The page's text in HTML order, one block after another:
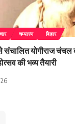
चम्पारण बिहार
संचालित योगीराज
की भव्य तैयारी